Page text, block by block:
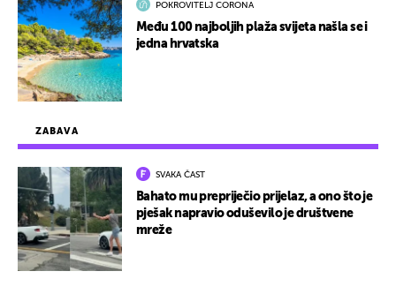
ZABAVA
SVAKA ČAST
Bahato mu prepriječio prijelaz, a ono što je
pješak napravio oduševilo je društvene
mreže
POKROVITELJ CORONA
Među 100 najboljih plaža svijeta našla se i
jedna hrvatska